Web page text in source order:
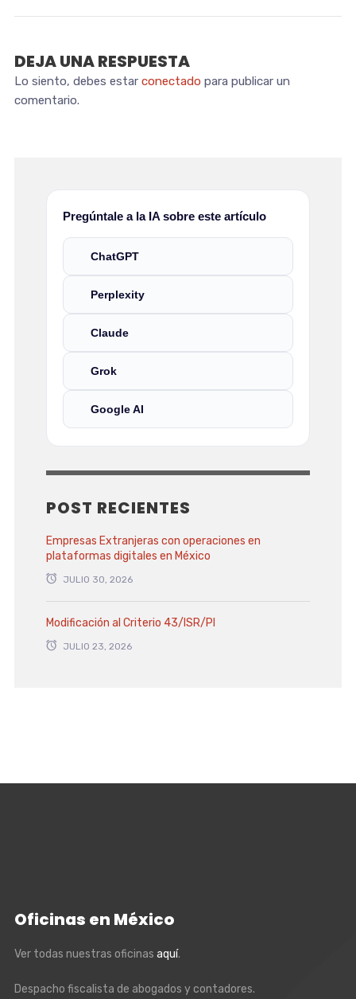
DEJA UNA RESPUESTA
Lo siento, debes estar conectado para publicar un
comentario.
Pregúntale a la IA sobre este artículo
ChatGPT
Perplexity
Claude
Grok
Google AI
POST RECIENTES
Empresas Extranjeras con operaciones en
plataformas digitales en México
JULIO 30, 2026
Modificación al Criterio 43/ISR/PI
JULIO 23, 2026
Oficinas en México
Ver todas nuestras oficinas aquí.
Despacho fiscalista de abogados y contadores.